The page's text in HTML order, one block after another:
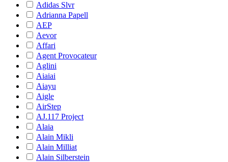
Adidas Slvr
Adrianna Papell
AEP
Aevor
Affari
Agent Provocateur
Aglini
Aiaiai
Aiayu
Aigle
AirStep
AJ.117 Project
Alaia
Alain Mikli
Alain Milliat
Alain Silberstein